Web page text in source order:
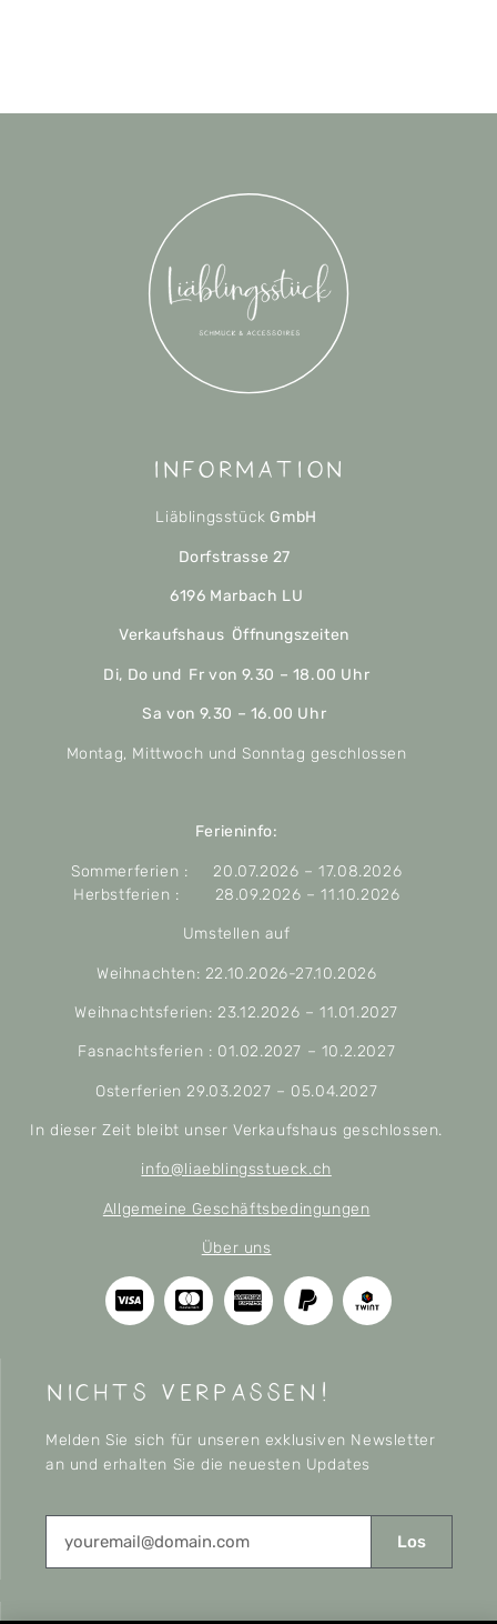
Information
Liäblingsstück GmbH
Dorfstrasse 27
6196 Marbach LU
Verkaufshaus Öffnungszeiten
Di, Do und Fr von 9.30 – 18.00 Uhr
Sa von 9.30 – 16.00 Uhr
Montag, Mittwoch und Sonntag geschlossen
Ferieninfo:
Sommerferien : 20.07.2026 – 17.08.2026
Herbstferien : 28.09.2026 – 11.10.2026
Umstellen auf
Weihnachten: 22.10.2026-27.10.2026
Weihnachtsferien: 23.12.2026 – 11.01.2027
Fasnachtsferien : 01.02.2027 – 10.2.2027
Osterferien 29.03.2027 – 05.04.2027
In dieser Zeit bleibt unser Verkaufshaus geschlossen.
info@liaeblingsstueck.ch
Allgemeine Geschäftsbedingungen
Über uns
nichts verpassen!
Melden Sie sich für unseren exklusiven Newsletter
an und erhalten Sie die neuesten Updates
Los